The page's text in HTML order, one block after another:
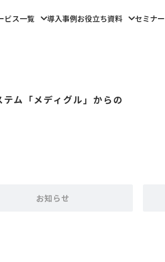
ビス一覧 導入事例お役立ち資料 セミナ
ム「メディグル」からの
お知らせ